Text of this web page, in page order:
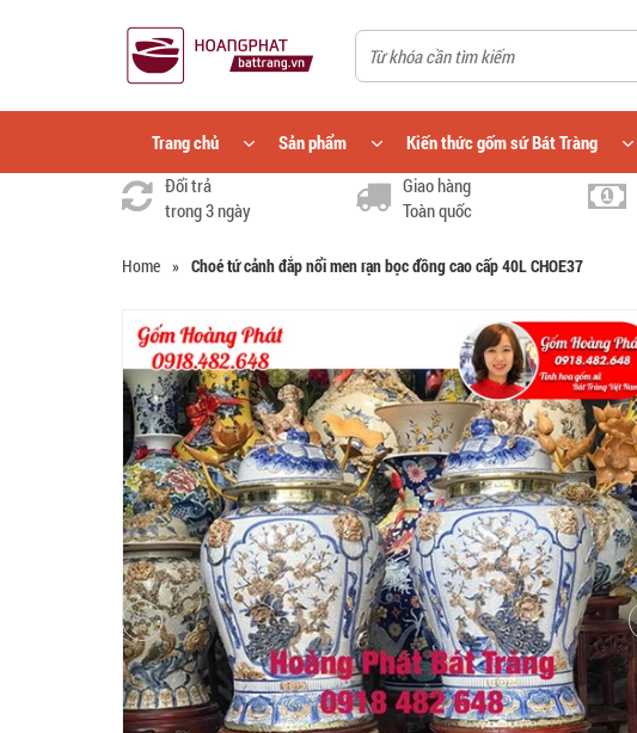
Trang chủ Sản phẩm Kiến thức gốm sứ Bát Tràng
Đổi trả
trong 3 ngày
Giao hàng
Toàn quốc
Home » Choé tứ cảnh đắp nổi men rạn bọc đồng cao cấp 40L CHOE37